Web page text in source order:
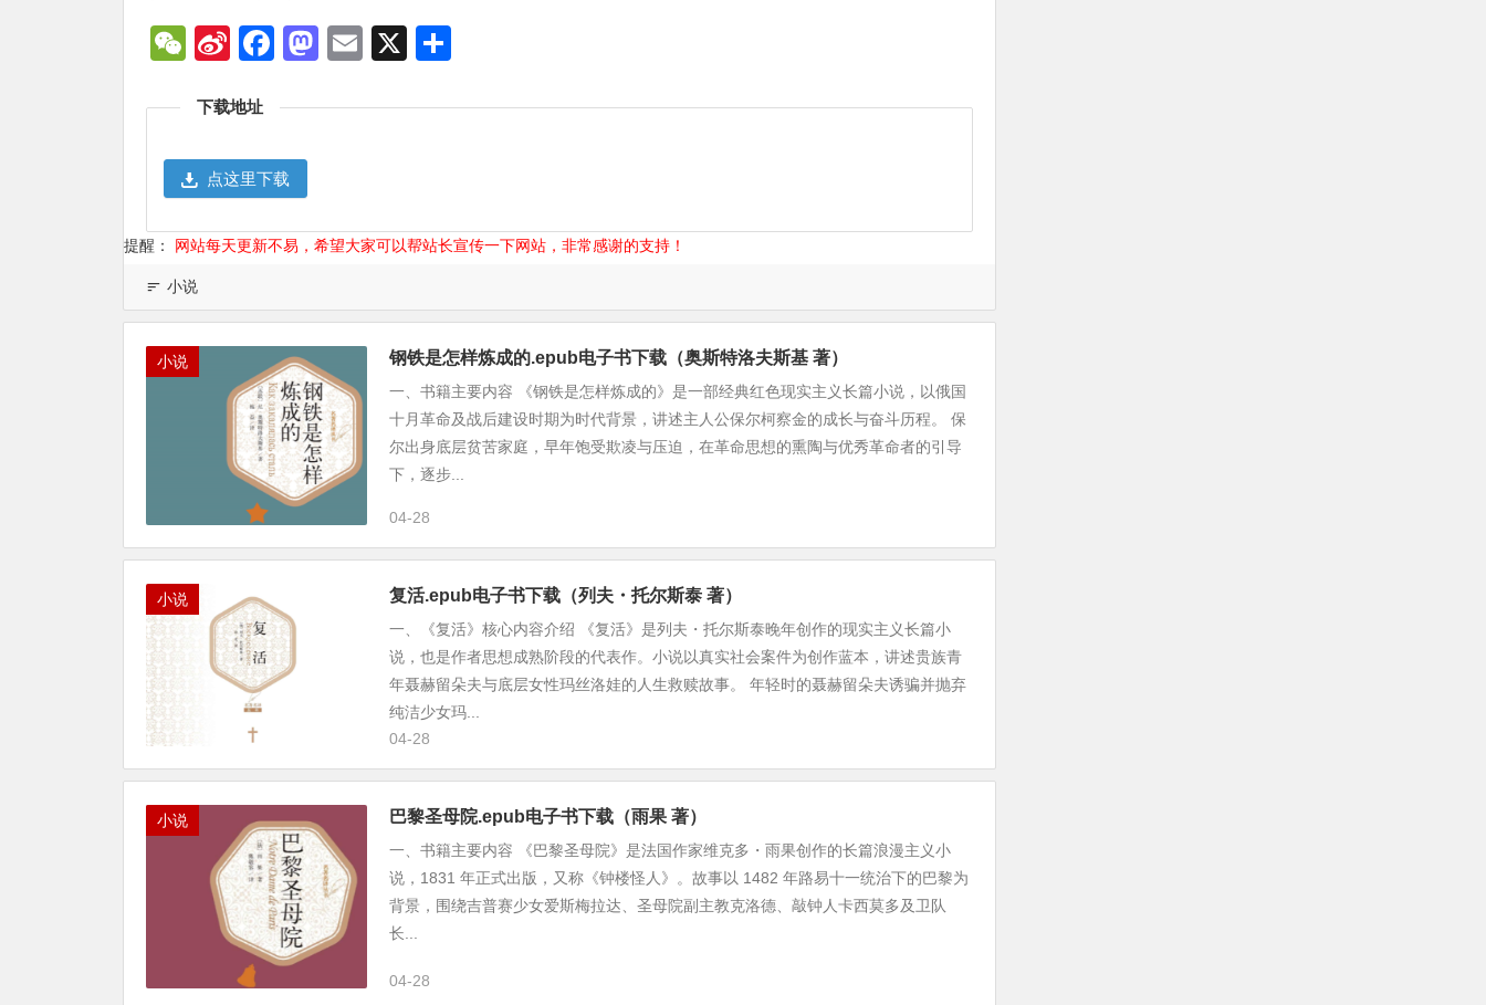
WeChat
SinaFacebook
Mastodon
Email
X
下载地址
点这里下载
提醒： 网站每天更新不易，希望大家可以帮站长宣传一下网站，非常感谢的支持！
小说
小说 钢铁是怎样炼成的.epub电子书下载（奥斯特洛夫斯基 著）
一、书籍主要内容 《钢铁是怎样炼成的》是一部经典红色现实主义长篇小说，以俄国
十月革命及战后建设时期为时代背景，讲述主人公保尔柯察金的成长与奋斗历程。 保
尔出身底层贫苦家庭，早年饱受欺凌与压迫，在革命思想的熏陶与优秀革命者的引导
下，逐步...
04-28
小说 复活.epub电子书下载（列夫・托尔斯泰 著）
一、《复活》核心内容介绍 《复活》是列夫・托尔斯泰晚年创作的现实主义长篇小
说，也是作者思想成熟阶段的代表作。小说以真实社会案件为创作蓝本，讲述贵族青
年聂赫留朵夫与底层女性玛丝洛娃的人生救赎故事。 年轻时的聂赫留朵夫诱骗并抛弃
纯洁少女玛...
04-28
小说 巴黎圣母院.epub电子书下载（雨果 著）
一、书籍主要内容 《巴黎圣母院》是法国作家维克多・雨果创作的长篇浪漫主义小
说，1831 年正式出版，又称《钟楼怪人》。故事以 1482 年路易十一统治下的巴黎为
背景，围绕吉普赛少女爱斯梅拉达、圣母院副主教克洛德、敲钟人卡西莫多及卫队
长...
04-28